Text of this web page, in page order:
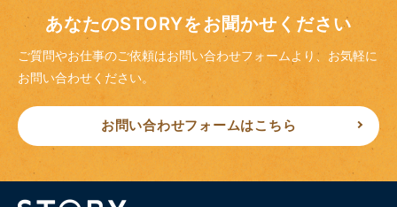
あなたのSTORYをお聞かせください
ご質問やお仕事のご依頼はお問い合わせフォームより、 お気軽に
お問い合わせください。
お問い合わせフォームはこちら